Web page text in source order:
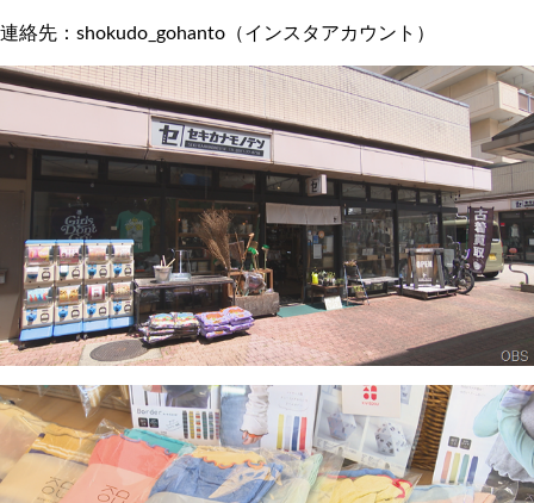
連絡先：shokudo_gohanto（インスタアカウント）